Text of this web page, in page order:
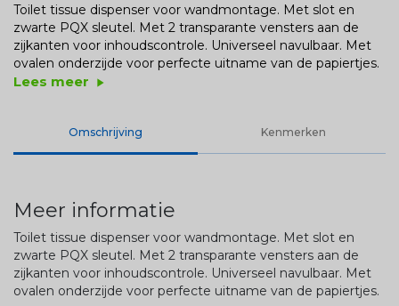
Toilet tissue dispenser voor wandmontage. Met slot en
zwarte PQX sleutel. Met 2 transparante vensters aan de
zijkanten voor inhoudscontrole. Universeel navulbaar. Met
ovalen onderzijde voor perfecte uitname van de papiertjes.
Lees meer play_arrow
Omschrijving Kenmerken
Meer informatie
Toilet tissue dispenser voor wandmontage. Met slot en
zwarte PQX sleutel. Met 2 transparante vensters aan de
zijkanten voor inhoudscontrole. Universeel navulbaar. Met
ovalen onderzijde voor perfecte uitname van de papiertjes.